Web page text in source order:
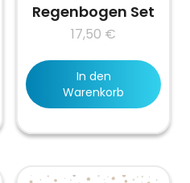
Regenbogen Set
17,50 €
In den
Warenkorb